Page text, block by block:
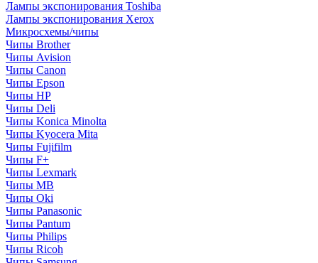
Лампы экспонирования Toshiba
Лампы экспонирования Xerox
Микросхемы/чипы
Чипы Brother
Чипы Avision
Чипы Canon
Чипы Epson
Чипы HP
Чипы Deli
Чипы Konica Minolta
Чипы Kyocera Mita
Чипы Fujifilm
Чипы F+
Чипы Lexmark
Чипы MB
Чипы Oki
Чипы Panasonic
Чипы Pantum
Чипы Philips
Чипы Ricoh